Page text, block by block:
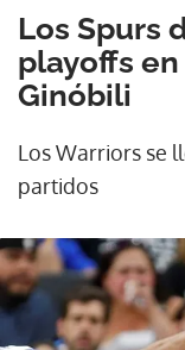
Los Spurs
playoffs
Ginóbili
Los Warriors se
partidos